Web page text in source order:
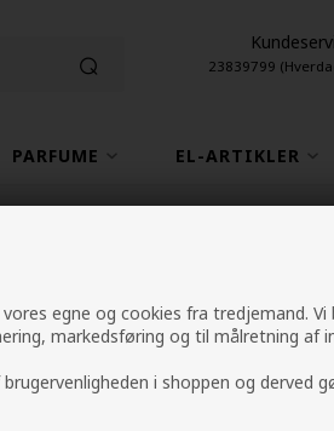
egne og cookies fra tredjemand. Vi
markedsføring og til målretning af
i shoppen og derved
23839799
PARFUME EL-ARTIKLER
Max Factor 2000
Black/Brown 9ml